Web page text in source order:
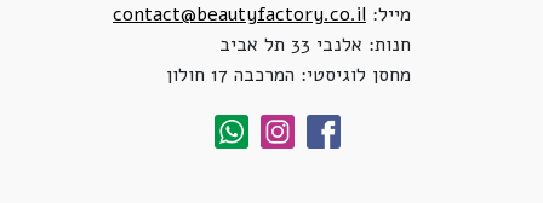
מייל: contact@beautyfactory.co.il
חנות: אלנבי 33 תל אביב
מחסן לוגיסטי: המרכבה 17 חולון